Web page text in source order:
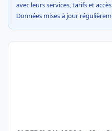
avec leurs services, tarifs et
Données mises à jour